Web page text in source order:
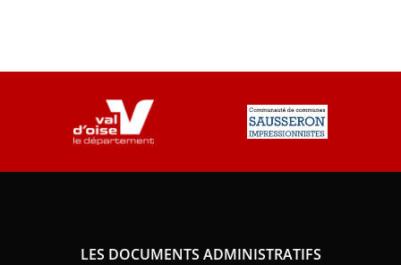
LES DOCUMENTS ADMINISTRATIFS